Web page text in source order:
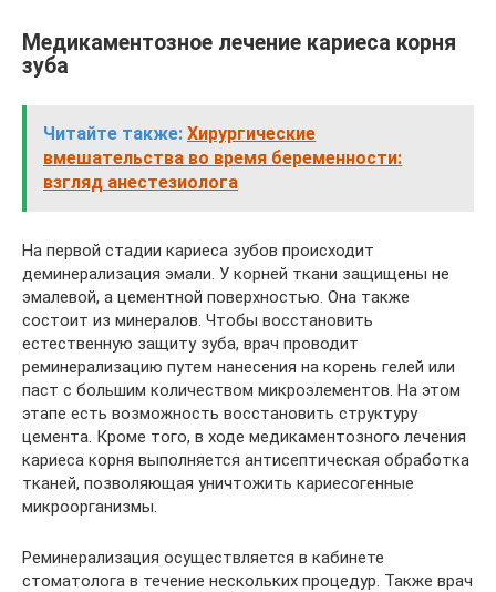
Медикаментозное лечение кариеса корня
зуба
Читайте также: Хирургические
вмешательства во время беременности:
взгляд анестезиолога
На первой стадии кариеса зубов происходит
деминерализация эмали. У корней ткани защищены не
эмалевой, а цементной поверхностью. Она также
состоит из минералов. Чтобы восстановить
естественную защиту зуба, врач проводит
реминерализацию путем нанесения на корень гелей или
паст с большим количеством микроэлементов. На этом
этапе есть возможность восстановить структуру
цемента. Кроме того, в ходе медикаментозного лечения
кариеса корня выполняется антисептическая обработка
тканей, позволяющая уничтожить кариесогенные
микроорганизмы.
Реминерализация осуществляется в кабинете
стоматолога в течение нескольких процедур. Также врач